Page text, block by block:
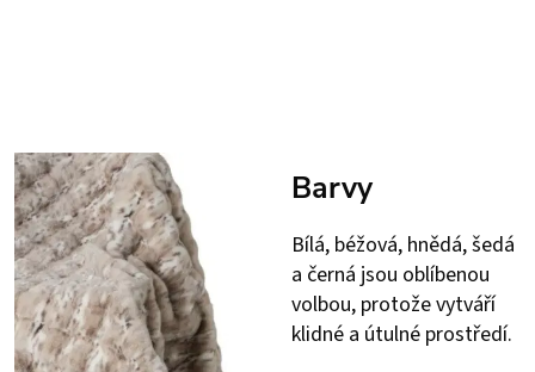
Barvy
Bílá, béžová, hnědá, šedá
a černá jsou oblíbenou
volbou, protože vytváří
klidné a útulné prostředí.